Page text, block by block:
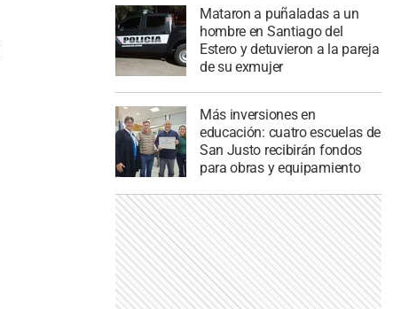
Mataron a puñaladas a un
hombre en Santiago del
Estero y detuvieron a la pareja
de su exmujer
Más inversiones en
educación: cuatro escuelas de
San Justo recibirán fondos
para obras y equipamiento